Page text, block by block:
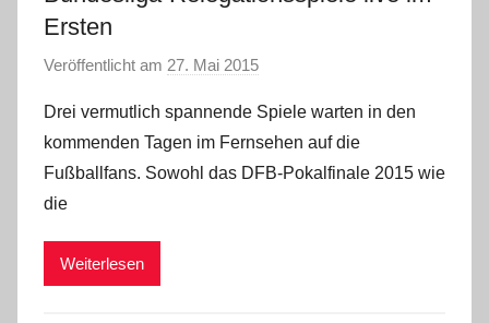
Ersten
Veröffentlicht am 27. Mai 2015
n
a
d
Drei vermutlich spannende Spiele warten in den
kommenden Tagen im Fernsehen auf die
Fußballfans. Sowohl das DFB-Pokalfinale 2015 wie
die
Weiterlesen